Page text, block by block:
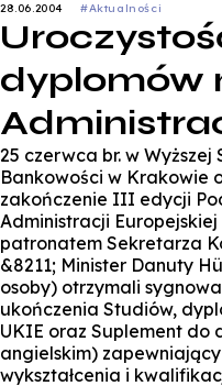
28.06.2004 #Aktualności
dyplomów
25 czerwca br. w
Bankowości w Krakowie
zakończenie III edycji
Administracji
patronatem Sekretarza
&8211; Minister Danuty
osoby) otrzymali
ukończenia Studiów,
UKIE oraz Suplement do
angielskim)
wykształcenia i